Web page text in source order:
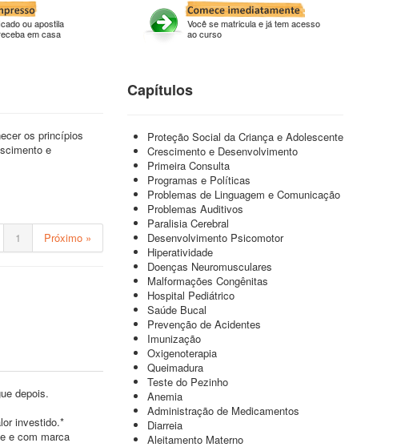
ou apostila
em casa
Você se matricula e já tem acesso
ao curso
os princípios
e
1 Próximo »
depois.
investido.*
e com marca
Capítulos
Proteção Social da Criança e Adolescente
Crescimento e Desenvolvimento
Primeira Consulta
Programas e Políticas
Problemas de Linguagem e Comunicação
Problemas Auditivos
Paralisia Cerebral
Desenvolvimento Psicomotor
Hiperatividade
Doenças Neuromusculares
Malformações Congênitas
Hospital Pediátrico
Saúde Bucal
Prevenção de Acidentes
Imunização
Oxigenoterapia
Queimadura
Teste do Pezinho
Anemia
Administração de Medicamentos
Diarreia
Aleitamento Materno